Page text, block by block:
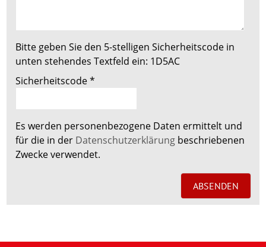
Bitte geben Sie den 5-stelligen Sicherheitscode in
unten stehendes Textfeld ein: 1D5AC
Sicherheitscode*
Es werden personenbezogene Daten ermittelt und
für die in der Datenschutzerklärung beschriebenen
Zwecke verwendet.